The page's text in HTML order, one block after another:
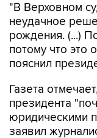
"В Верховном
неудачное
рождения. (...)
потому что это
пояснил
Газета
президента
юридическими
заявил